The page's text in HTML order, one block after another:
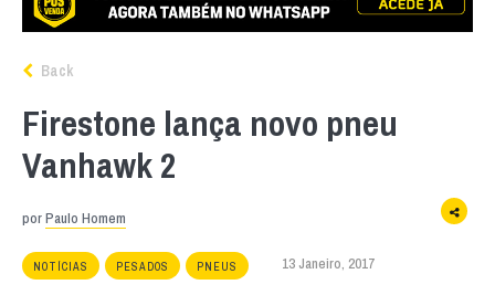
Back
Firestone lança novo pneu
Vanhawk 2
porPaulo Homem
NOTÍCIAS PESADOS PNEUS 13 Janeiro, 2017